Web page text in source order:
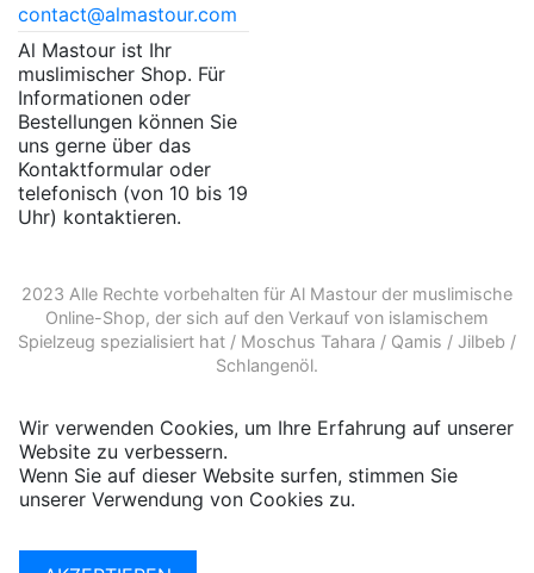
contact@almastour.com
Al Mastour ist Ihr
muslimischer Shop. Für
Informationen oder
Bestellungen können Sie
uns gerne über das
Kontaktformular oder
telefonisch (von 10 bis 19
Uhr) kontaktieren.
2023 Alle Rechte vorbehalten für Al Mastour der muslimische
Online-Shop, der sich auf den Verkauf von islamischem
Spielzeug spezialisiert hat / Moschus Tahara / Qamis / Jilbeb /
Schlangenöl.
Wir verwenden Cookies, um Ihre Erfahrung auf unserer
Website zu verbessern.
Wenn Sie auf dieser Website surfen, stimmen Sie
unserer Verwendung von Cookies zu.